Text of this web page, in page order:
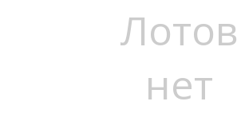
Лотов
нет